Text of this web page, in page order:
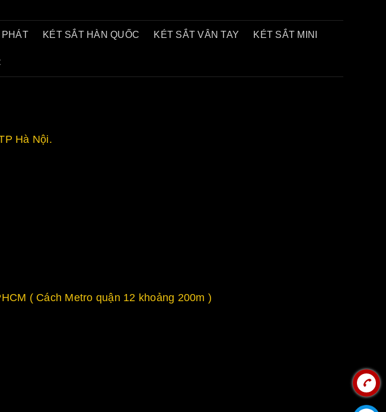
PHÁT KÉT SẮT HÀN QUỐC KÉT SẮT VÂN TAY KÉT SẮT MINI
Hà Nội.
( Cách Metro quận 12 khoảng 200m )